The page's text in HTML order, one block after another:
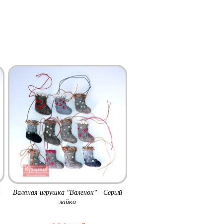
Валяная игрушка "Валенок" - Серый
зайка